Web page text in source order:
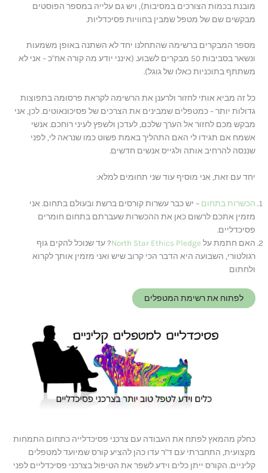
מובנת בכמות הצורכים במסיבות), ויש גם עלייה במספר הפוסטים
מבקשים שם של מטפל שמבין בחוויות פסיכדליות.
מספר המבקרים ברשימה שהתחלנו יחד לא השתנה באופן משמעות
ונשאר בסביבות 50 מבקרים לשבוע. (אינני יודע מה קורה אח"כ – אני לא
משתתף בתוכניות כאלו של גוגל).
כל זה מביא אותי לחזור ולרענן את הרשימה לקראת פרסומה בתפוצות
גדולות יותר – כמטפלים שמבינים את הצרכים של פסיכונאוטים. לכן, אני
מבקש מכם לחזור אל הערך שלכם, לעדכן ולשפץ לעיני רוחכם. אנשי
אשמח אם תגידו לי האם התהליך באמת פשוט כמו שנראה לי, לפני
שננסה להרחיב אותה ולגייס אנשים חדשים.
יחד עם זאת, אני מוסיף עוד שני תחומים למלא:
הכשרות בתחום – יש כבר עשרות קורסים ברשת ובעולם בתחום. אני
מזמין אתכם לרשום כאן את ההכשרות שעברתם בתחום חומרים
פסיכדליים.
האם חתמת על North Star Ethics Pledge? עד שנוכל להקים גוף
רגולטורי, השבועה היא הדבר הכי קרוב שיש ואני מזמין אותך לקרוא
ולחתום
לפתוח את רשימת המטפלים
כחלק מהמאץ לפתח את העבודה עם צרכני פסיכדלייה כתחום התמחות
מקצועית, התחברתי עם ד"ר עדו כהן להציע קורס שמיועד למטפלים
קליניים. הקורס ייתן כלים וידע לשפר את הטיפול בצרכני פסיכדליים לפני